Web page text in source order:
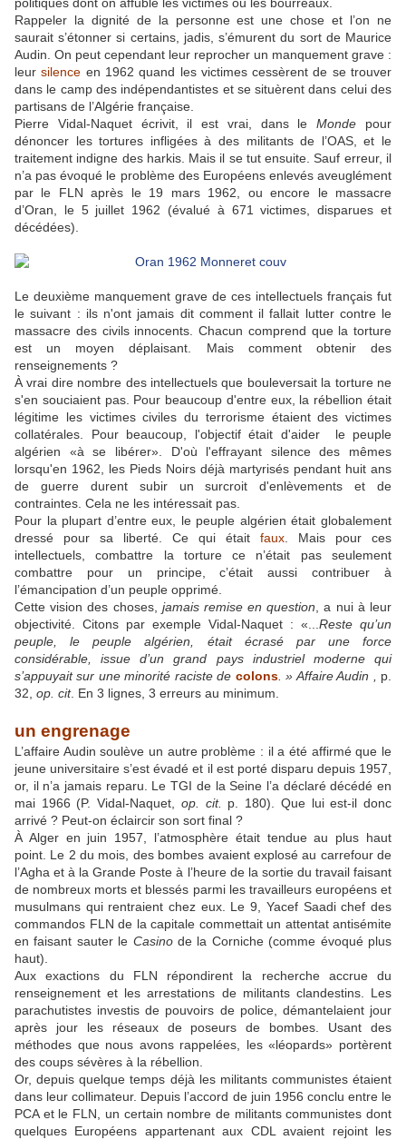
Rappeler la dignité de la personne est une chose et l’on ne
saurait s’étonner si certains, jadis, s’émurent du sort de Maurice
Audin. On peut cependant leur reprocher un manquement grave :
leursilence en 1962 quand les victimes cessèrent de se trouver
dans le camp des indépendantistes et se situèrent dans celui des
partisans de l’Algérie française.
Pierre Vidal-Naquet écrivit, il est vrai, dans leMonde pour
dénoncer les tortures infligées à des militants de l’OAS, et le
traitement indigne des harkis. Mais il se tut ensuite. Sauf erreur, il
n’a pas évoqué le problème des Européens enlevés aveuglément
par le FLN après le 19 mars 1962, ou encore le massacre
d’Oran, le 5 juillet 1962 (évalué à 671 victimes, disparues et
décédées).
Le deuxième manquement grave de ces intellectuels français fut
le suivant : ils n'ont jamais dit comment il fallait lutter contre le
massacre des civils innocents. Chacun comprend que la torture
est un moyen déplaisant. Mais comment obtenir des
renseignements ?
À vrai dire nombre des intellectuels que bouleversait la torture ne
s'en souciaient pas. Pour beaucoup d'entre eux, la rébellion était
légitime les victimes civiles du terrorisme étaient des victimes
collatérales. Pour beaucoup, l'objectif était d'aider le peuple
algérien «à se libérer». D'où l'effrayant silence des mêmes
lorsqu'en 1962, les Pieds Noirs déjà martyrisés pendant huit ans
de guerre durent subir un surcroit d'enlèvements et de
contraintes. Cela ne les intéressait pas.
Pour la plupart d’entre eux, le peuple algérien était globalement
dressé pour sa liberté. Ce qui était faux . Mais pour ces
intellectuels, combattre la torture ce n’était pas seulement
combattre pour un principe, c’était aussi contribuer à
l’émancipation d’un peuple opprimé.
Cette vision des choses, jamais remise en question , a nui à leur
objectivité. Citons par exemple Vidal-Naquet : «... Reste qu’un
peuple, le peuple algérien, était écrasé par une force
considérable, issue d’un grand pays industriel moderne qui
s’appuyait sur une minorité raciste de colons. » Affaire Audin , p.
32, op. cit. En 3 lignes, 3 erreurs au minimum.
un engrenage
L’affaire Audin soulève un autre problème : il a été affirmé que le
jeune universitaire s’est évadé et il est porté disparu depuis 1957,
or, il n’a jamais reparu. Le TGI de la Seine l’a déclaré décédé en
mai 1966 (P. Vidal-Naquet, op. cit.
p. 180). Que lui est-il donc
arrivé ? Peut-on éclaircir son sort final ?
À Alger en juin 1957, l’atmosphère était tendue au plus haut
point. Le 2 du mois, des bombes avaient explosé au carrefour de
l’Agha et à la Grande Poste à l’heure de la sortie du travail faisant
de nombreux morts et blessés parmi les travailleurs européens et
musulmans qui rentraient chez eux. Le 9, Yacef Saadi chef des
commandos FLN de la capitale commettait un attentat antisémite
en faisant sauter le Casinode la Corniche (comme évoqué plus
haut).
Aux exactions du FLN répondirent la recherche accrue du
renseignement et les arrestations de militants clandestins. Les
parachutistes investis de pouvoirs de police, démantelaient jour
après jour les réseaux de poseurs de bombes. Usant des
méthodes que nous avons rappelées, les «léopards» portèrent
des coups sévères à la rébellion.
Or, depuis quelque temps déjà les militants communistes étaient
dans leur collimateur. Depuis l’accord de juin 1956 conclu entre le
PCA et le FLN, un certain nombre de militants communistes dont
quelques Européens appartenant aux CDL avaient rejoint les